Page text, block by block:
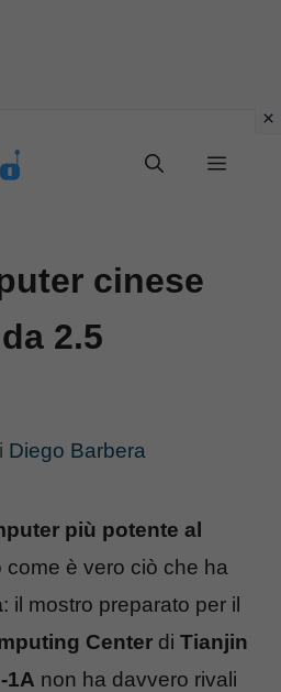
Menu
cinese
2.5
Diego Barbera
più potente al
come è vero ciò che ha
: il mostro preparato per il
Center di Tianjin
1A non ha davvero rivali